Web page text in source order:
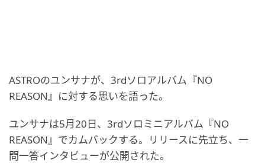
ASTROのユンサナが、3rdソロアルバム『NO
REASON』に対する思いを語った。
ユンサナは5月20日、3rdソロミニアルバム『NO
REASON』でカムバックする。リリースに先立ち、一
問一答インタビューが公開された。